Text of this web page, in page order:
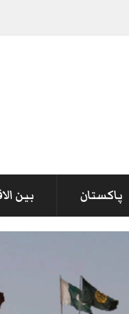
پاکستان بین